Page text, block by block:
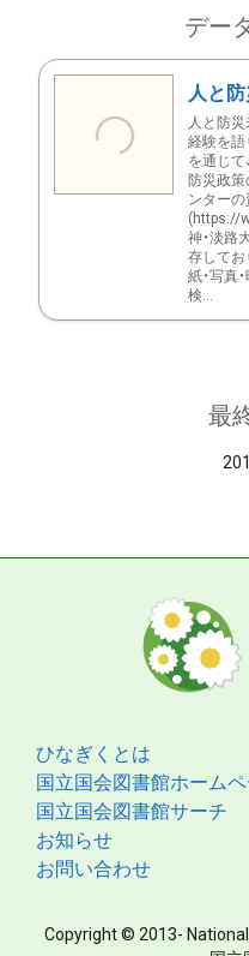
デー
人と
人と防災
経験を語
を通じて
防災政
ンター
(https://
神・淡路
存してお
紙・写真
検...
最
ひなぎくとは
国立国会図書館ホーム
国立国会図書館サーチ
お知らせ
お問い合わせ
Copyright © 2013- National